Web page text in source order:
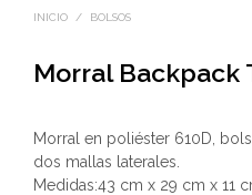
INICIO / BOLSOS
Morral Backpack
Morral en poliéster 610D,
dos mallas laterales.
Medidas:43 cm x 29 cm x 11